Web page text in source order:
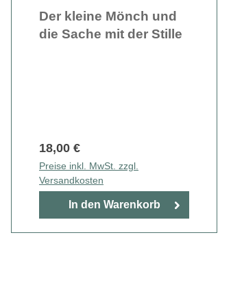
Der kleine Mönch und
die Sache mit der Stille
18,00 €
Preise inkl. MwSt. zzgl.
Versandkosten
In den Warenkorb